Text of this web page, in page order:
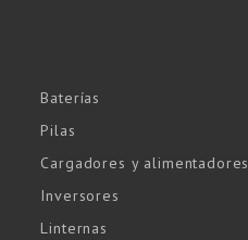
Baterías
Pilas
Cargadores y alimentadores
Inversores
Linternas